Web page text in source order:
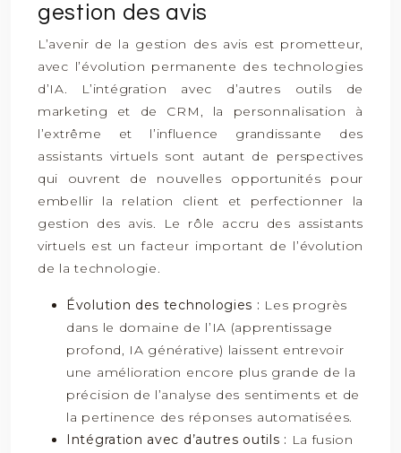
gestion des avis
L’avenir de la gestion des avis est prometteur,
avec l’évolution permanente des technologies
d’IA. L’intégration avec d’autres outils de
marketing et de CRM, la personnalisation à
l’extrême et l’influence grandissante des
assistants virtuels sont autant de perspectives
qui ouvrent de nouvelles opportunités pour
embellir la relation client et perfectionner la
gestion des avis. Le rôle accru des assistants
virtuels est un facteur important de l’évolution
de la technologie.
Évolution des technologies : Les progrès
dans le domaine de l’IA (apprentissage
profond, IA générative) laissent entrevoir
une amélioration encore plus grande de la
précision de l’analyse des sentiments et de
la pertinence des réponses automatisées.
Intégration avec d’autres outils : La fusion